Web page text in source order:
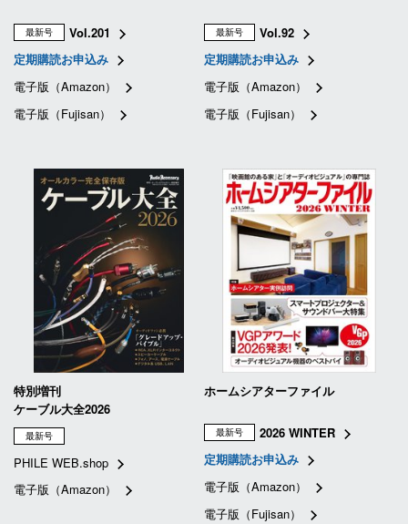
最新号
Vol.201
定期購読お申込み
電子版（Amazon）
電子版（Fujisan）
最新号
Vol.92
定期購読お申込み
電子版（Amazon）
電子版（Fujisan）
特別増刊
ケーブル大全2026
最新号
PHILE WEB.shop
電子版（Amazon）
ホームシアターファイル
最新号
2026 WINTER
定期購読お申込み
電子版（Amazon）
電子版（Fujisan）